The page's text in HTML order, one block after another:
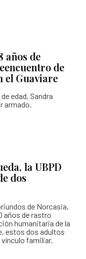
años de
de
el Guaviare
edad, Sandra
armado.
la UBPD
dos
de Norcasia,
años de rastro
humanitaria de la
estos dos adultos
familiar.